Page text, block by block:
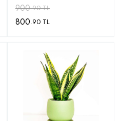
900.90 TL
800.90 TL